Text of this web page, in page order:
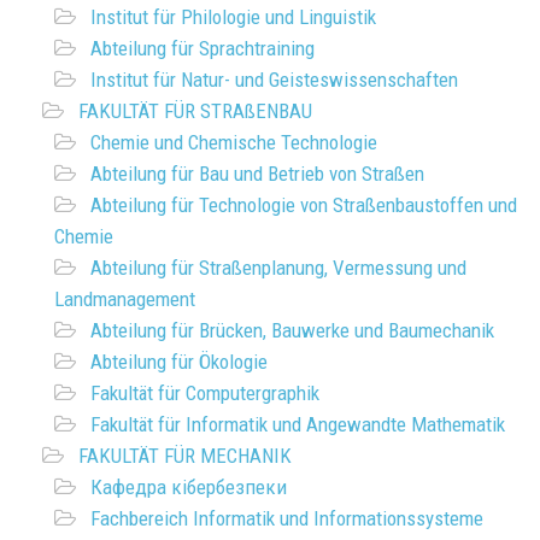
Institut für Philologie und Linguistik
Abteilung für Sprachtraining
Institut für Natur- und Geisteswissenschaften
FAKULTÄT FÜR STRAßENBAU
Chemie und Chemische Technologie
Abteilung für Bau und Betrieb von Straßen
Abteilung für Technologie von Straßenbaustoffen und
Chemie
Abteilung für Straßenplanung, Vermessung und
Landmanagement
Abteilung für Brücken, Bauwerke und Baumechanik
Abteilung für Ökologie
Fakultät für Computergraphik
Fakultät für Informatik und Angewandte Mathematik
FAKULTÄT FÜR MECHANIK
Кафедра кібербезпеки
Fachbereich Informatik und Informationssysteme